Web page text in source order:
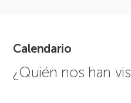
Calendario
¿Quién nos han